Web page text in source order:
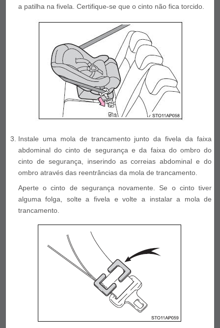
a patilha na fivela. Certifique-se que o cinto não fica torcido.
Instale uma mola de trancamento junto da fivela da faixa
abdominal do cinto de segurança e da faixa do ombro do
cinto de segurança, inserindo as correias abdominal e do
ombro através das reentrâncias da mola de trancamento.
Aperte o cinto de segurança novamente. Se o cinto tiver
alguma folga, solte a fivela e volte a instalar a mola de
trancamento.